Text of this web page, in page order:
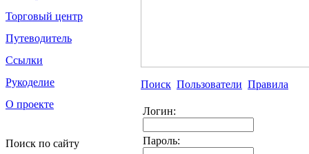
Торговый центр
Путеводитель
Ссылки
Рукоделие
О проекте
Поиск по сайту
Поиск Пользователи Правила
Логин:
Пароль: